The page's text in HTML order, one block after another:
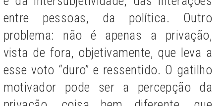
entre pessoas, da política. Outro
problema: não é apenas a privação,
vista de fora, objetivamente, que leva a
esse voto “duro” e ressentido. O gatilho
motivador pode ser a percepção da